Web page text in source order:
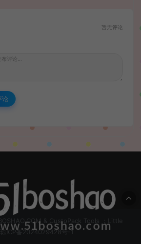
暂无评论
论
& CustoPack Tools ：Little
琼ICP备2024029428号-1